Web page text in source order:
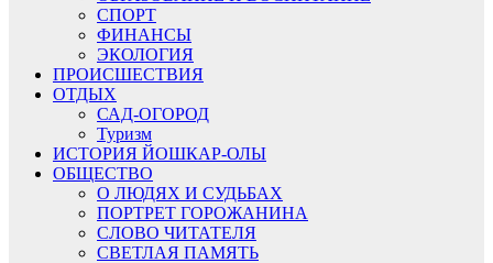
СПОРТ
ФИНАНСЫ
ЭКОЛОГИЯ
ПРОИСШЕСТВИЯ
ОТДЫХ
САД-ОГОРОД
Туризм
ИСТОРИЯ ЙОШКАР-ОЛЫ
ОБЩЕСТВО
О ЛЮДЯХ И СУДЬБАХ
ПОРТРЕТ ГОРОЖАНИНА
СЛОВО ЧИТАТЕЛЯ
СВЕТЛАЯ ПАМЯТЬ